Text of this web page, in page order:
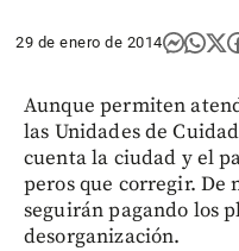
29 de enero de 2014
Aunque permiten
las Unidades de
cuenta la ciudad y el
peros que corregir. De
seguirán pagando los
desorganización.